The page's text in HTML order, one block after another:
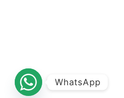
WhatsApp